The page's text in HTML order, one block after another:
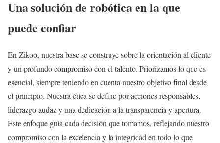
Una solución de robótica en la que
puede confiar
En Zikoo, nuestra base se construye sobre la orientación al cliente
y un profundo compromiso con el talento. Priorizamos lo que es
esencial, siempre teniendo en cuenta nuestro objetivo final desde
el principio. Nuestra ética se define por acciones responsables,
liderazgo audaz y una dedicación a la transparencia y apertura.
Este enfoque guía cada decisión que tomamos, reflejando nuestro
compromiso con la excelencia y la integridad en todo lo que